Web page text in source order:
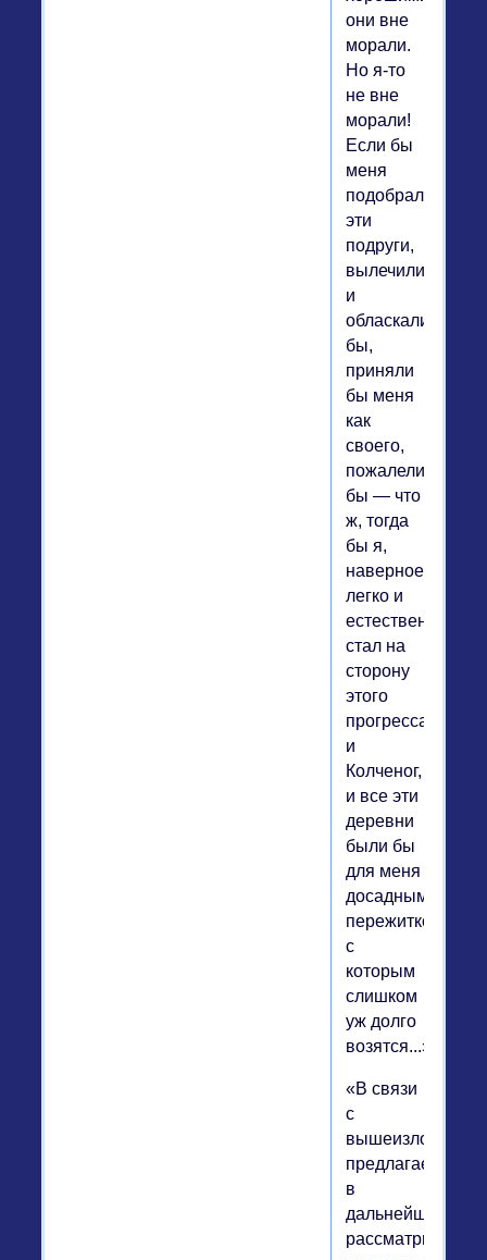
они вне
морали.
Но я-то
не вне
морали!
Если бы
меня
подобрали
эти
подруги,
вылечили
и
обласкали
бы,
приняли
бы меня
как
своего,
пожалели
бы — что
ж, тогда
бы я,
наверное,
легко и
естественно
стал на
сторону
этого
прогресса,
и
Колченог,
и все эти
деревни
были бы
для меня
досадным
пережитком,
с
которым
слишком
уж долго
возятся...»
«В связи
с
предлагается
в
дальнейшем
рассматривать